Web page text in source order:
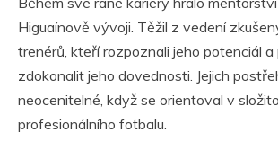
Higuaínově vývoji. Těžil z vedení
trenérů, kteří rozpoznali jeho potenciál a
zdokonalit jeho dovednosti. Jejich
neocenitelné, když se orientoval v
profesionálního fotbalu.